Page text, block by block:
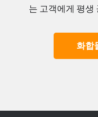
는 고객에게 평생
화합